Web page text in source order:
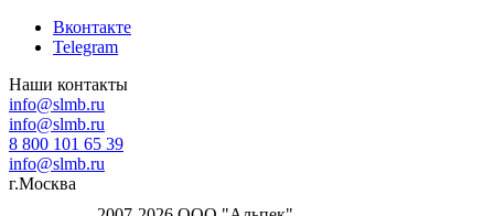
Вконтакте
Telegram
Наши контакты
info@slmb.ru
info@slmb.ru
8 800 101 65 39
info@slmb.ru
г.Москва